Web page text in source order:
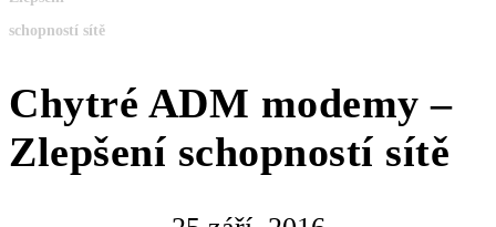
schopností sítě
Chytré ADM modemy –
Zlepšení schopností sítě